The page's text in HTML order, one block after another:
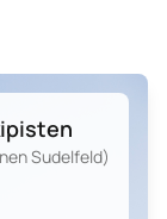
Sudelfeld)